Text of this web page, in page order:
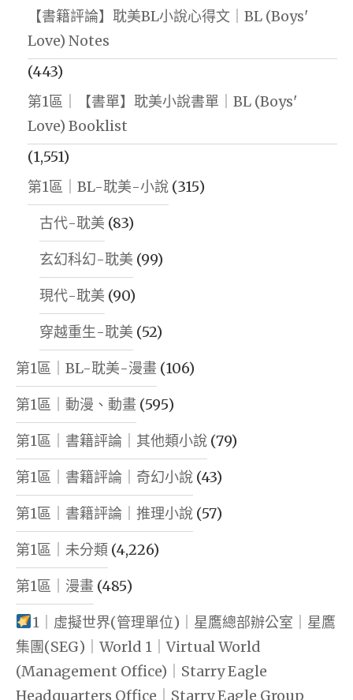
【書籍評論】耽美BL小說心得文｜BL (Boys'
Love) Notes
(443)
第1區｜【書單】耽美小說書單｜BL (Boys'
Love) Booklist
(1,551)
第1區｜BL-耽美-小說 (315)
古代-耽美 (83)
玄幻科幻-耽美 (99)
現代-耽美 (90)
穿越重生-耽美 (52)
第1區｜BL-耽美-漫畫 (106)
第1區｜動漫、動畫 (595)
第1區｜書籍評論｜其他類小說 (79)
第1區｜書籍評論｜奇幻小說 (43)
第1區｜書籍評論｜推理小說 (57)
第1區｜未分類 (4,226)
第1區｜漫畫 (485)
1｜虛擬世界(管理單位)｜星鷹總部辦公室｜星鷹
集團(SEG)｜World 1｜Virtual World
(Management Office)｜Starry Eagle
Headquarters Office｜Starry Eagle Group